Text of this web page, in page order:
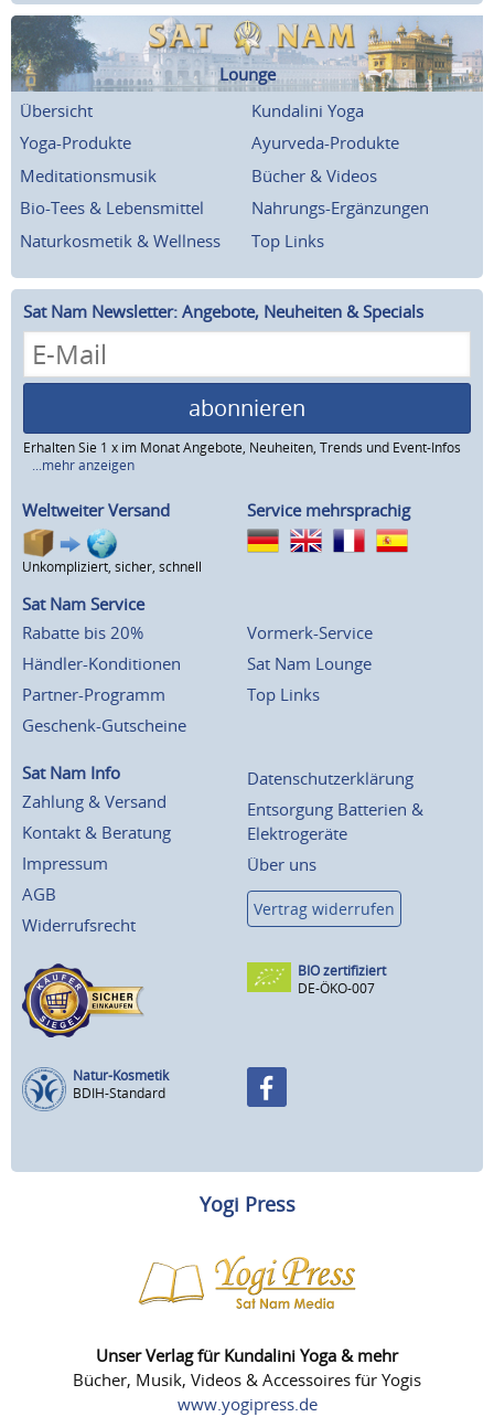
Lounge
Übersicht
Kundalini Yoga
Yoga-Produkte
Ayurveda-Produkte
Meditationsmusik
Bücher & Videos
Bio-Tees & Lebensmittel
Nahrungs-Ergänzungen
Naturkosmetik & Wellness
Top Links
Sat Nam Newsletter: Angebote, Neuheiten & Specials
abonnieren
Erhalten Sie 1 x im Monat Angebote, Neuheiten, Trends und Event-Infos
...mehr anzeigen
Weltweiter Versand
Unkompliziert, sicher, schnell
Service mehrsprachig
Sat Nam Service
Rabatte bis 20%
Händler-Konditionen
Partner-Programm
Geschenk-Gutscheine
Vormerk-Service
Sat Nam Lounge
Top Links
Sat Nam Info
Zahlung & Versand
Kontakt & Beratung
Impressum
AGB
Widerrufsrecht
Datenschutzerklärung
Entsorgung Batterien &
Elektrogeräte
Über uns
Vertrag widerrufen
BIO zertifiziert
DE-ÖKO-007
Natur-Kosmetik
BDIH-Standard
Yogi Press
Unser Verlag für Kundalini Yoga & mehr
Bücher, Musik, Videos & Accessoires für Yogis
www.yogipress.de